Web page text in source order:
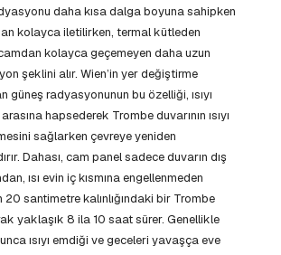
daha kısa dalga boyuna sahipken
kolayca iletilirken, termal kütleden
camdan kolayca geçemeyen daha uzun
şeklini alır. Wien’in yer değiştirme
güneş radyasyonunun bu özelliği, ısıyı
hapsederek Trombe duvarının ısıyı
sağlarken çevreye yeniden
Dahası, cam panel sadece duvarın dış
ısı evin iç kısmına engellenmeden
santimetre kalınlığındaki bir Trombe
yaklaşık 8 ila 10 saat sürer. Genellikle
ısıyı emdiği ve geceleri yavaşça eve